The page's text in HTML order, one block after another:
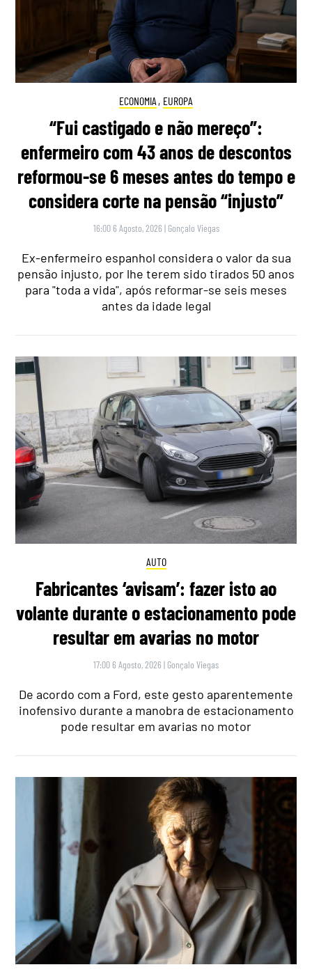
ECONOMIA , EUROPA
“Fui castigado e não mereço”:
enfermeiro com 43 anos de descontos
reformou-se 6 meses antes do tempo e
considera corte na pensão “injusto”
16:00 6 Agosto, 2026 | Gonçalo Viegas
Ex-enfermeiro espanhol considera o valor da sua
pensão injusto, por lhe terem sido tirados 50 anos
para "toda a vida", após reformar-se seis meses
antes da idade legal
AUTO
Fabricantes ‘avisam’: fazer isto ao
volante durante o estacionamento pode
resultar em avarias no motor
17:00 6 Agosto, 2026 | Gonçalo Viegas
De acordo com a Ford, este gesto aparentemente
inofensivo durante a manobra de estacionamento
pode resultar em avarias no motor